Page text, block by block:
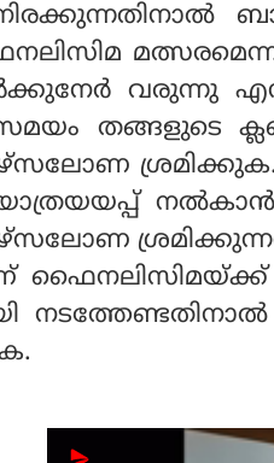
വരുന്നു
തങ്ങളുടെ
ശ്രമിക്കുക.
ശ്രമിക്കുന്നത്.